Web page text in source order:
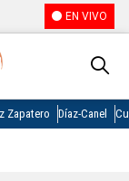
EN VIVO
Zapatero Díaz-Canel